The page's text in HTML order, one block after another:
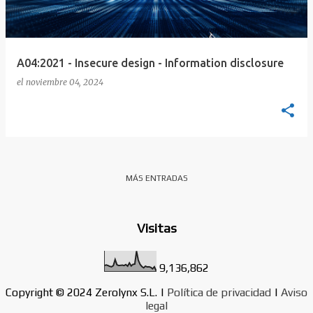
A04:2021 - Insecure design - Information disclosure
el noviembre 04, 2024
MÁS ENTRADAS
Visitas
9,136,862
Copyright © 2024 Zerolynx S.L. | Política de privacidad | Aviso
legal